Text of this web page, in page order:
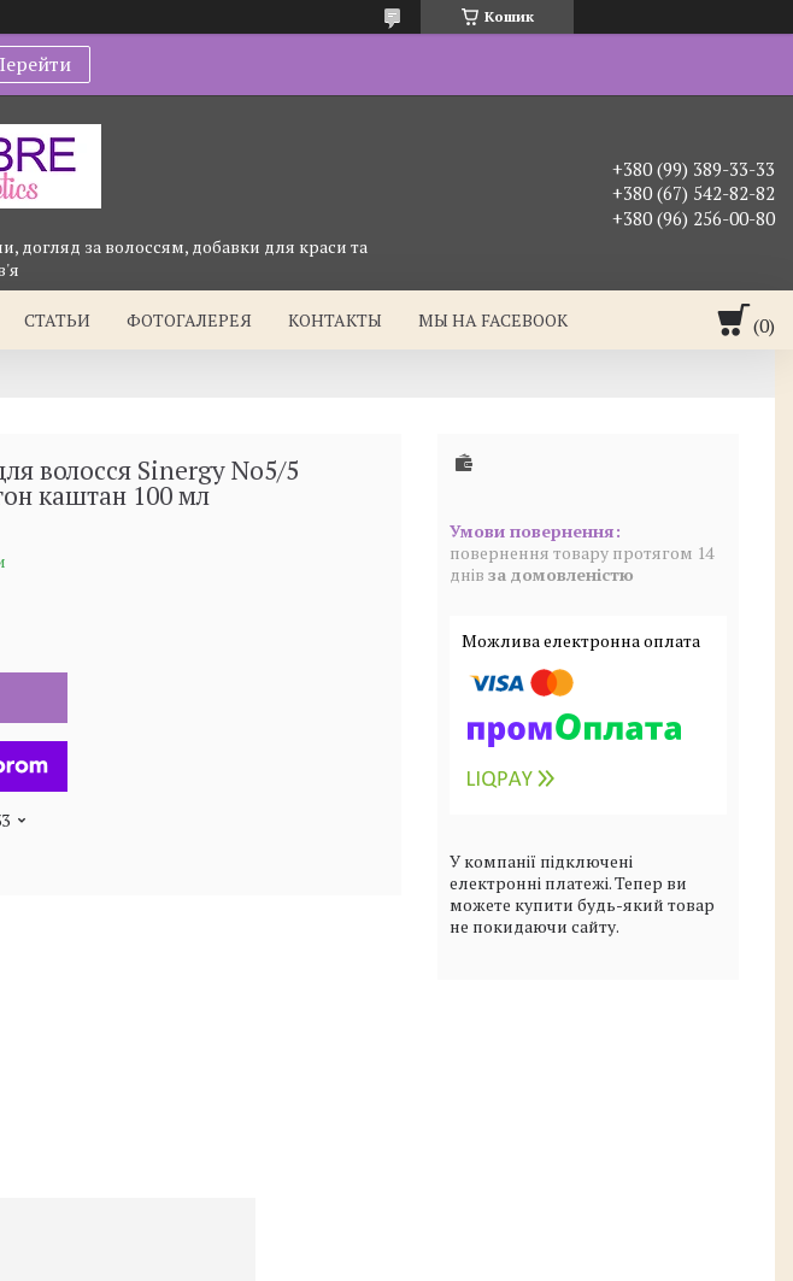
Кошик
догляд за волоссям, добавки для краси та
+380 (99) 389-33-33
+380 (67) 542-82-82
+380 (96) 256-00-80
СТАТЬИ ФОТОГАЛЕРЕЯ КОНТАКТЫ МЫ НА FACEBOOK
волосся Sinergy No5/5
каштан 100 мл
повернення товару протягом 14
днів за домовленістю
У компанії підключені
електронні платежі. Тепер ви
можете купити будь-який товар
не покидаючи сайту.